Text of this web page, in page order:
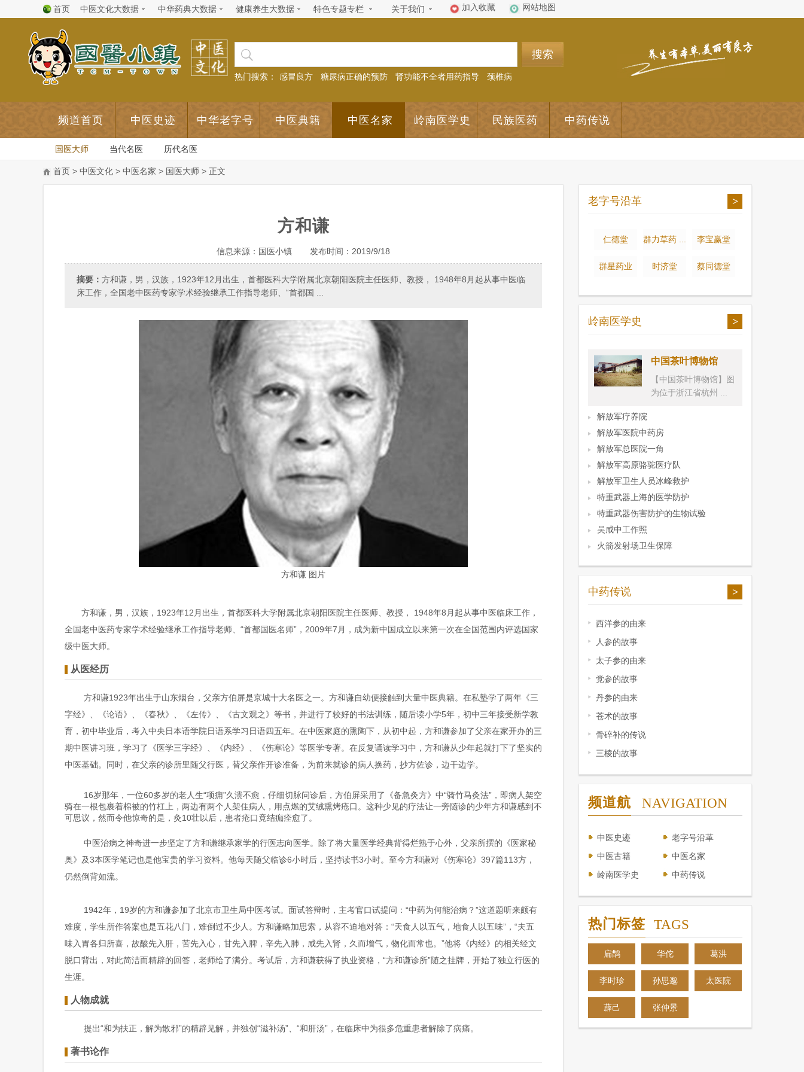
首页 中医文化大数据 中华药典大数据 健康养生大数据 特色专题专栏 关于我们 加入收藏 网站地图
搜索
热门搜索： 感冒良方 糖尿病正确的预防 肾功能不全者用药指导 颈椎病
频道首页 中医史迹 中华老字号 中医典籍 中医名家 岭南医学史 民族医药 中药传说
国医大师 当代名医 历代名医
首页 > 中医文化 > 中医名家 > 国医大师 > 正文
方和谦
信息来源：国医小镇 发布时间：2019/9/18
摘要： 方和谦，男，汉族，1923年12月出生，首都医科大学附属北京朝阳医院主任医师、教授， 1948年8月起从事中医临
床工作，全国老中医药专家学术经验继承工作指导老师、“首都国 ...
方和谦 图片
方和谦，男，汉族，1923年12月出生，首都医科大学附属北京朝阳医院主任医师、教授， 1948年8月起从事中医临床工作，
全国老中医药专家学术经验继承工作指导老师、“首都国医名师”，2009年7月，成为新中国成立以来第一次在全国范围内评选国家
级中医大师。
从医经历
方和谦1923年出生于山东烟台，父亲方伯屏是京城十大名医之一。方和谦自幼便接触到大量中医典籍。在私塾学了两年《三
字经》、《论语》、《春秋》、《左传》、《古文观之》等书，并进行了较好的书法训练，随后读小学5年，初中三年接受新学教
育，初中毕业后，考入中央日本语学院日语系学习日语四五年。在中医家庭的熏陶下，从初中起，方和谦参加了父亲在家开办的三
期中医讲习班，学习了《医学三字经》、《内经》、《伤寒论》等医学专著。在反复诵读学习中，方和谦从少年起就打下了坚实的
中医基础。同时，在父亲的诊所里随父行医，替父亲作开诊准备，为前来就诊的病人换药，抄方佐诊，边干边学。
16岁那年，一位60多岁的老人生“项痈”久溃不愈，仔细切脉问诊后，方伯屏采用了《备急灸方》中“骑竹马灸法”，即病人架空
骑在一根包裹着棉被的竹杠上，两边有两个人架住病人，用点燃的艾绒熏烤疮口。这种少见的疗法让一旁随诊的少年方和谦感到不
可思议，然而令他惊奇的是，灸10壮以后，患者疮口竟结痂痊愈了。
中医治病之神奇进一步坚定了方和谦继承家学的行医志向医学。除了将大量医学经典背得烂熟于心外，父亲所撰的《医家秘
奥》及3本医学笔记也是他宝贵的学习资料。他每天随父临诊6小时后，坚持读书3小时。至今方和谦对《伤寒论》397篇113方，
仍然倒背如流。
1942年，19岁的方和谦参加了北京市卫生局中医考试。面试答辩时，主考官口试提问：“中药为何能治病？”这道题听来颇有
难度，学生所作答案也是五花八门，难倒过不少人。方和谦略加思索，从容不迫地对答：“天食人以五气，地食人以五味”，“夫五
味入胃各归所喜，故酸先入肝，苦先入心，甘先入脾，辛先入肺，咸先入肾，久而增气，物化而常也。”他将《内经》的相关经文
脱口背出，对此简洁而精辟的回答，老师给了满分。考试后，方和谦获得了执业资格，“方和谦诊所”随之挂牌，开始了独立行医的
生涯。
人物成就
提出“和为扶正，解为散邪”的精辟见解，并独创“滋补汤”、“和肝汤”，在临床中为很多危重患者解除了病痛。
著书论作
老字号沿革 >
仁德堂 群力草药 ... 李宝赢堂
群星药业 时济堂 蔡同德堂
岭南医学史 >
中国茶叶博物馆
【中国茶叶博物馆】图
为位于浙江省杭州 ...
解放军疗养院
解放军医院中药房
解放军总医院一角
解放军高原骆驼医疗队
解放军卫生人员冰峰救护
特重武器上海的医学防护
特重武器伤害防护的生物试验
吴咸中工作照
火箭发射场卫生保障
中药传说 >
西洋参的由来
人参的故事
太子参的由来
党参的故事
丹参的由来
苍术的故事
骨碎补的传说
三棱的故事
频道航 NAVIGATION
中医史迹
老字号沿革
中医古籍
中医名家
岭南医学史
中药传说
热门标签 TAGS
扁鹊 华佗 葛洪
李时珍 孙思邈 太医院
薜己 张仲景